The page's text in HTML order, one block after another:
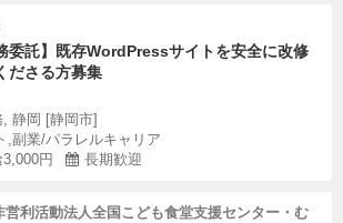
委託】既存WordPressサイトを安全に改修
ださる方募集
静岡 [静岡市]
,副業/パラレルキャリア
円
長期歓迎
営利活動法人全国こども食堂支援センター・む